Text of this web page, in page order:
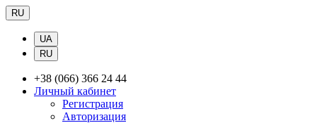
RU
UA
RU
+38 (066) 366 24 44
Личный кабинет
Регистрация
Авторизация